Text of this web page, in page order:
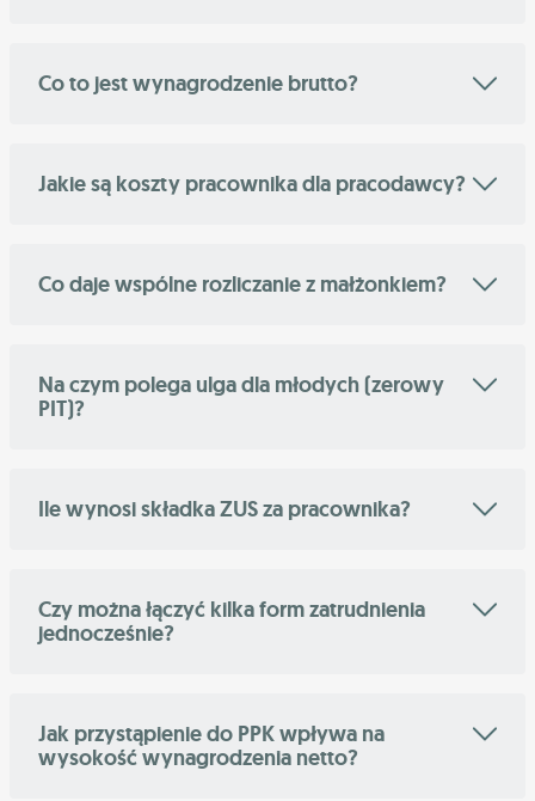
Co to jest wynagrodzenie brutto?
Jakie są koszty pracownika dla pracodawcy?
Co daje wspólne rozliczanie z małżonkiem?
Na czym polega ulga dla młodych (zerowy
PIT)?
Ile wynosi składka ZUS za pracownika?
Czy można łączyć kilka form zatrudnienia
jednocześnie?
Jak przystąpienie do PPK wpływa na
wysokość wynagrodzenia netto?